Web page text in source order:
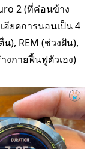
2 (ที่ค่อนข้าง
ยดการนอนเป็น 4
), REM (ช่วงฝัน),
งกายฟื้นฟูตัวเอง)